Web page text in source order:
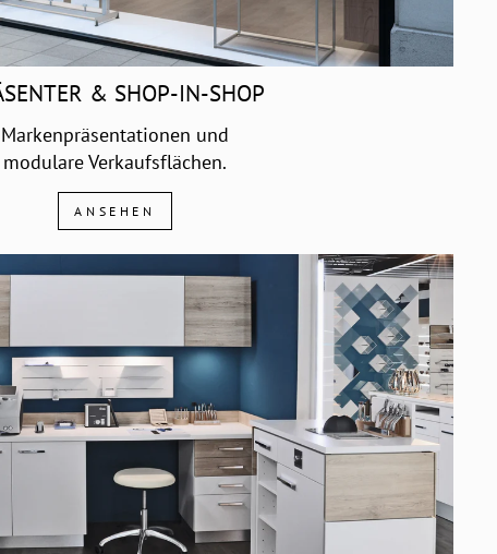
& SHOP-IN-SHOP
Markenpräsentationen und
modulare Verkaufsflächen.
ANSEHEN